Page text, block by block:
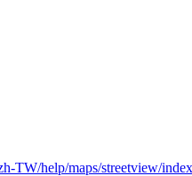
TW/help/maps/streetview/